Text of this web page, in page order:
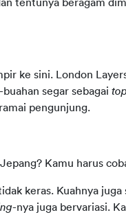
tentunya beragam
ke sini. London
segar sebagai
pengunjung.
Kamu harus
keras. Kuahnya juga
-nya juga bervariasi.